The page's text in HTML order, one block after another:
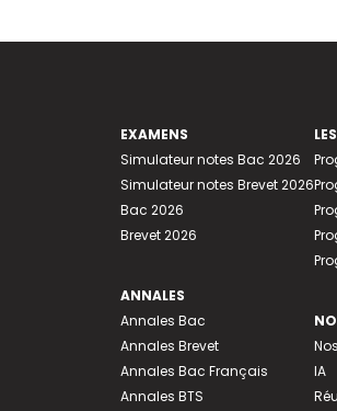
EXAMENS
Simulateur notes Bac 2026
Simulateur notes Brevet 2026
Bac 2026
Brevet 2026
ANNALES
Annales Bac
Annales Brevet
Annales Bac Français
Annales BTS
IA